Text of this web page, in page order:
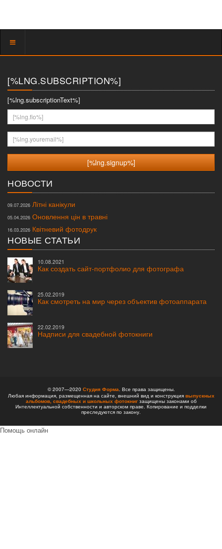
Показать
[%LNG.SUBSCRIPTION%]
[%lng.subscriptionText%]
[%lng.fio%]
[%lng.youremail%]
НОВОСТИ
09.07.2026 Літні канікули
05.04.2026 Оновлення цін в травні
16.03.2026 Квітневий фотодрук
НОВЫЕ СТАТЬИ
10.08.2021
Как создать сайт-портфолио для фотографа
25.02.2019
Как смотреть на мир через объектив фотоаппарата
22.02.2019
Надписи для свадебной фотокниги
© 2007—2020 Студия Форма . Все права защищены.
Любая информация, размещенная на сайте, внешний вид и конструкция выпускных
альбомов, свадебных и школьных фотокнигзащищены законами об
Интеллектуальной собственности и авторском праве. Копирование и подделки
преследуются по закону.
Помощь онлайн